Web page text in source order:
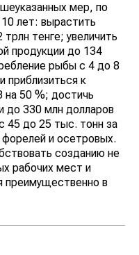
мер, по
лет: вырастить
тенге; увеличить
продукции до 134
рыбы с 4 до 8
приблизиться к
50 %; достичь
до 330 млн долларов
до 25 тыс. тонн за
форелей и осетровых.
созданию не
рабочих мест и
преимущественно в